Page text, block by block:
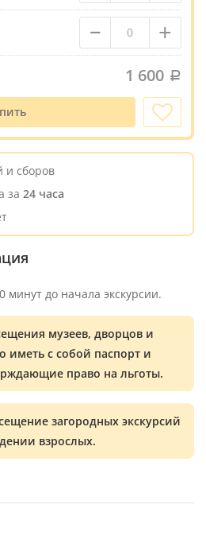
– +
1 600
и сборов
за 24 часа
минут до начала экскурсии.
музеев, дворцов и
иметь с собой паспорт и
право на льготы.
загородных экскурсий
взрослых.